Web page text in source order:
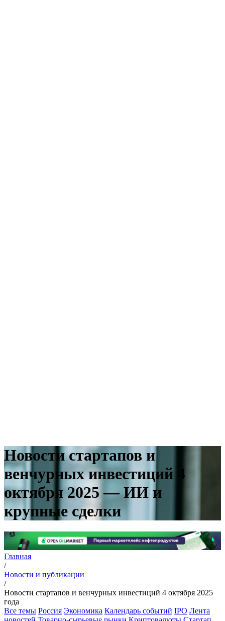
Новости стартапов и
венчурных инвестиций 4
октября 2025 — ИИ и
крупные сделки
Главная
/
Новости и публикации
/
Новости стартапов и венчурных инвестиций 4 октября 2025
года
Все темы Россия Экономика Календарь событий IPO Лента